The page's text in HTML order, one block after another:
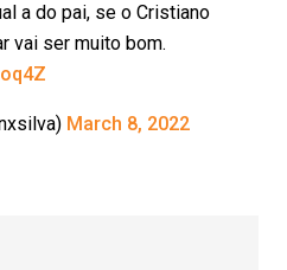
a do pai, se o Cristiano
vai ser muito bom.
March 8, 2022